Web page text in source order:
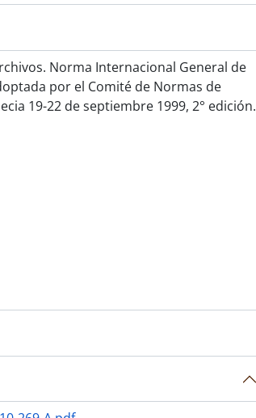
Norma Internacional General de
por el Comité de Normas de
19-22 de septiembre 1999, 2° edición.